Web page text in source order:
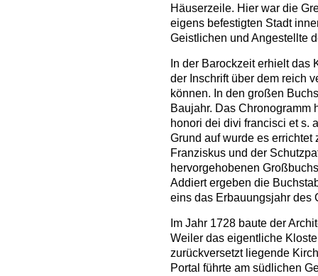
Häuserzeile. Hier war die
eigens befestigten Stadt
Geistlichen und Angestellte
In der Barockzeit erhielt
der Inschrift über dem reich
können. In den großen
Baujahr. Das Chronogramm
honori dei divi francisci et s.
Grund auf wurde es
Franziskus und der
hervorgehobenen
Addiert ergeben die
eins das Erbauungsjahr des
Im Jahr 1728 baute der
Weiler das eigentliche
zurückversetzt liegende
Portal führte am südlichen